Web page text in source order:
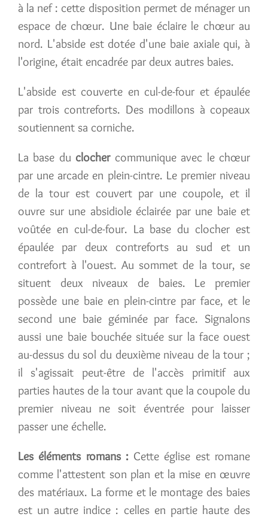
à la nef : cette disposition permet de ménager un
espace de chœur. Une baie éclaire le chœur au
nord. L'abside est dotée d'une baie axiale qui, à
l'origine, était encadrée par deux autres baies.
L'abside est couverte en cul-de-four et épaulée
par trois contreforts. Des modillons à copeaux
soutiennent sa corniche.
La base du clochercommunique avec le chœur
par une arcade en plein-cintre. Le premier niveau
de la tour est couvert par une coupole, et il
ouvre sur une absidiole éclairée par une baie et
voûtée en cul-de-four. La base du clocher est
épaulée par deux contreforts au sud et un
contrefort à l'ouest. Au sommet de la tour, se
situent deux niveaux de baies. Le premier
possède une baie en plein-cintre par face, et le
second une baie géminée par face. Signalons
aussi une baie bouchée située sur la face ouest
au-dessus du sol du deuxième niveau de la tour ;
il s'agissait peut-être de l'accès primitif aux
parties hautes de la tour avant que la coupole du
premier niveau ne soit éventrée pour laisser
passer une échelle.
Les éléments romans : Cette église est romane
comme l'attestent son plan et la mise en œuvre
des matériaux. La forme et le montage des baies
est un autre indice : celles en partie haute des